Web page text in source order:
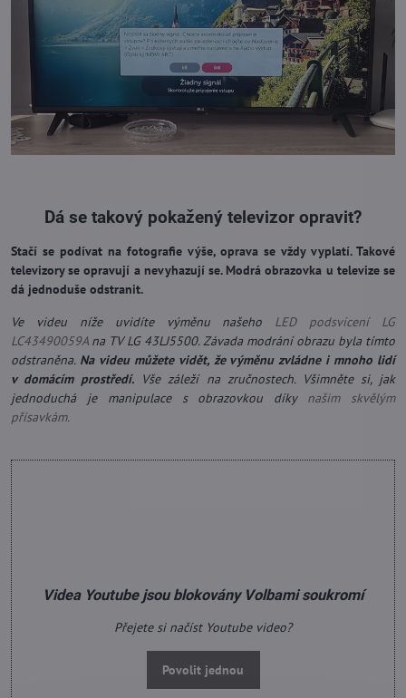
Dá se takový pokažený televizor opravit?
Stačí se podívat na fotografie výše, oprava se vždy vyplatí. Takové
televizory se opravují a nevyhazují se. Modrá obrazovka u televize se
dá jednoduše odstranit.
Ve videu níže uvidíte výměnu našeho LED podsvícení LG
LC43490059Ana TV LG 43LJ5500. Závada modrání obrazu byla tímto
odstraněna. Na videu můžete vidět, že výměnu zvládne i mnoho lidí
v domácím prostředí. Vše záleží na zručnostech. Všimněte si, jak
jednoduchá je manipulace s obrazovkou díky našim skvělým
přísavkám.
Videa Youtube jsou blokovány Volbami soukromí
Přejete si načíst Youtube video?
Povolit jednou